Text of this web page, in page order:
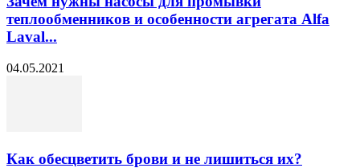
теплообменников и особенности агрегата Alfa
Laval...
04.05.2021
Как обесцветить брови и не лишиться их?